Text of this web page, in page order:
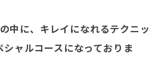
中に、キレイになれるテクニッ
ャルコースになっておりま